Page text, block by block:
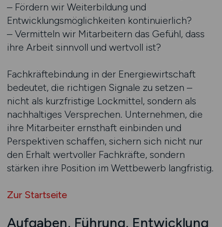
– Fördern wir Weiterbildung und
Entwicklungsmöglichkeiten kontinuierlich?
– Vermitteln wir Mitarbeitern das Gefühl, dass
ihre Arbeit sinnvoll und wertvoll ist?
Fachkräftebindung in der Energiewirtschaft
bedeutet, die richtigen Signale zu setzen –
nicht als kurzfristige Lockmittel, sondern als
nachhaltiges Versprechen. Unternehmen, die
ihre Mitarbeiter ernsthaft einbinden und
Perspektiven schaffen, sichern sich nicht nur
den Erhalt wertvoller Fachkräfte, sondern
stärken ihre Position im Wettbewerb langfristig.
Zur Startseite
Aufgaben, Führung, Entwicklung